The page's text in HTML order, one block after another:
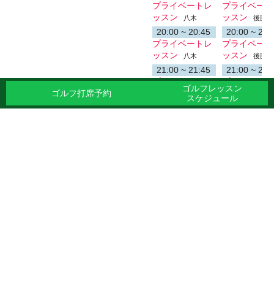
プライベートレ
ッスン
八木
20:00 ~ 20:45
プライベートレ
ッスン
八木
21:00 ~ 21:45
プライベートレ
八木
プライベー
ッスン
後藤田
20:00 ~
プライベー
ッスン
後藤田
21:00 ~
プライベー
ッスン
ゴルフ打席予約
ゴルフレッスン
スケジュール